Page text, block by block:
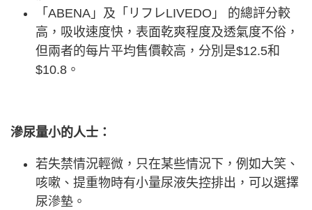
「ABENA」及「リフレLIVEDO」 的總評分較
高，吸收速度快，表面乾爽程度及透氣度不俗，
但兩者的每片平均售價較高，分別是$12.5和
$10.8。
滲尿量小的人士：
若失禁情況輕微，只在某些情況下，例如大笑、
咳嗽、提重物時有小量尿液失控排出，可以選擇
尿滲墊。